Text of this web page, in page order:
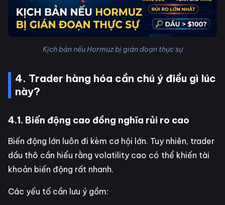
Kịch bản nếu Hormuz bị gián đoạn thực sự
4. Trader hàng hóa cần chú ý điều gì lúc
này?
4.1. Biến động cao đồng nghĩa rủi ro cao
Biến động lớn luôn đi kèm cơ hội lớn. Tuy nhiên, trader
dầu thô cần hiểu rằng volatility cao có thể khiến tài
khoản biến động rất nhanh.
Các yếu tố cần lưu ý gồm: